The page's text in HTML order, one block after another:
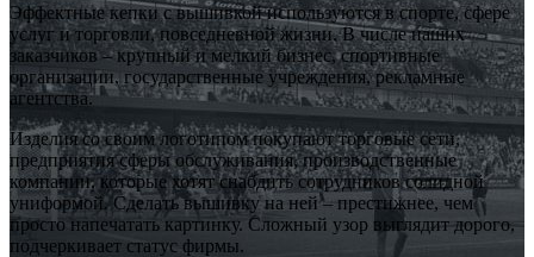
Эффектные кепки с вышивкой используются в спорте, сфере
услуг и торговли, повседневной жизни. В числе наших
заказчиков – крупный и мелкий бизнес, спортивные
организации, государственные учреждения, рекламные
агентства.
Изделия со своим логотипом покупают торговые сети,
предприятия сферы обслуживания, производственные
компании, которые хотят снабдить сотрудников солидной
униформой. Сделать вышивку на ней – престижнее, чем
просто напечатать картинку. Сложный узор выглядит дорого,
подчеркивает статус фирмы.